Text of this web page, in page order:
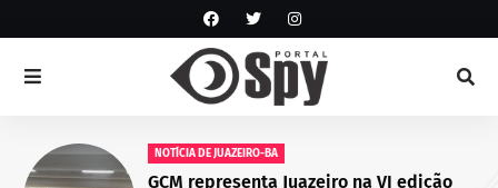
NOTÍCIA DE JUAZEIRO-BA
GCM representa Juazeiro na VI edição